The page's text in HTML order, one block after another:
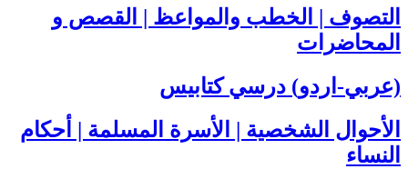
التصوف | الخطب والمواعظ | القصص و
المحاضرات
(عربي-اردو) درسي كتابيس
الأحوال الشخصية | الأسرة المسلمة | أحكام
النساء